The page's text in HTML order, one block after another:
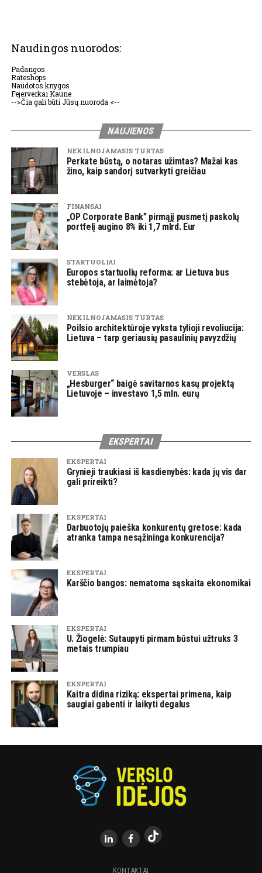
Naudingos nuorodos:
Padangos
Rateshops
Naudotos knygos
Fejerverkai Kaune
-->Čia gali būti Jūsų nuoroda <--
NAUJIENOS
NEKILNOJAMASIS TURTAS
Perkate būstą, o notaras užimtas? Mažai kas
žino, kaip sandorį sutvarkyti greičiau
FINANSAI
„OP Corporate Bank” pirmąjį pusmetį paskolų
portfelį augino 8% iki 1,7 mlrd. Eur
STARTUOLIAI
Europos startuolių reforma: ar Lietuva bus
stebėtoja, ar laimėtoja?
NEKILNOJAMASIS TURTAS
Poilsio architektūroje vyksta tylioji revoliucija:
Lietuva – tarp geriausių pasaulinių pavyzdžių
VERSLAS
„Hesburger“ baigė savitarnos kasų projektą
Lietuvoje – investavo 1,5 mln. eurų
EKSPERTAI
EKSPERTAI
Grynieji traukiasi iš kasdienybės: kada jų vis dar
gali prireikti?
EKSPERTAI
Darbuotojų paieška konkurentų gretose: kada
atranka tampa nesąžininga konkurencija?
EKSPERTAI
Karščio bangos: nematoma sąskaita ekonomikai
EKSPERTAI
U. Žiogelė: Sutaupyti pirmam būstui užtruks 3
metais trumpiau
EKSPERTAI
Kaitra didina riziką: ekspertai primena, kaip
saugiai gabenti ir laikyti degalus
KONTAKTAI